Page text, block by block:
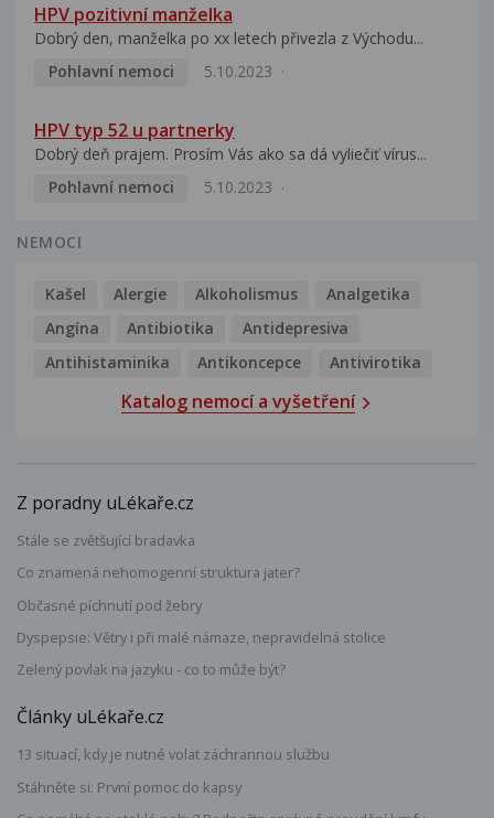
HPV pozitivní manželka
Dobrý den, manželka po xx letech přivezla z Východu...
Pohlavní nemoci
5.10.2023
HPV typ 52 u partnerky
Dobrý deň prajem. Prosím Vás ako sa dá vyliečiť vírus...
Pohlavní nemoci
5.10.2023
NEMOCI
Kašel Alergie Alkoholismus
Analgetika
Angína
Antibiotika
Antidepresiva
Antihistaminika
Antikoncepce Antivirotika
Katalog nemocí a vyšetření
Z poradny uLékaře.cz
Stále se zvětšující bradavka
Co znamená nehomogenní struktura jater?
Občasné píchnutí pod žebry
Dyspepsie: Větry i při malé námaze, nepravidelná stolice
Zelený povlak na jazyku - co to může být?
Články uLékaře.cz
13 situací, kdy je nutné volat záchrannou službu
Stáhněte si: První pomoc do kapsy